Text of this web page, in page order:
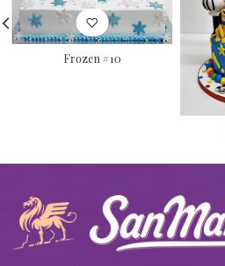
Frozen #10